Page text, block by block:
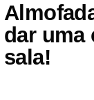
dar uma
sala!